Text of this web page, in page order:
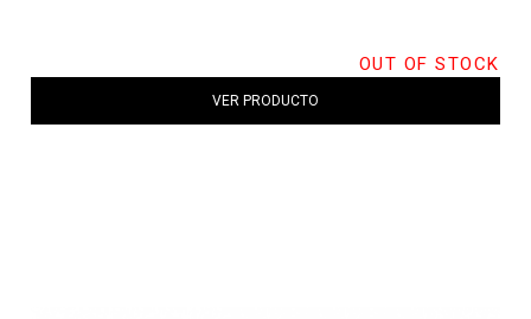
OUT OF STOCK
VER PRODUCTO